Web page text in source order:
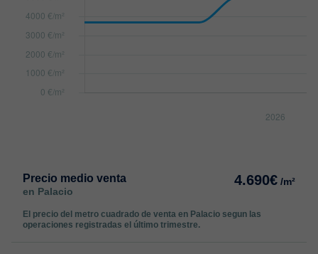
Precio medio venta
en Palacio
4.690€ /m²
El precio del metro cuadrado de venta en Palacio segun las
operaciones registradas el último trimestre.